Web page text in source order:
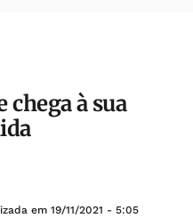
chega à sua
em 19/11/2021 - 5:05